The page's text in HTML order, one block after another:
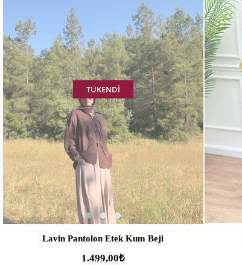
TÜKENDI
Lavin Pantolon Etek Kum Beji
1.499,00₺